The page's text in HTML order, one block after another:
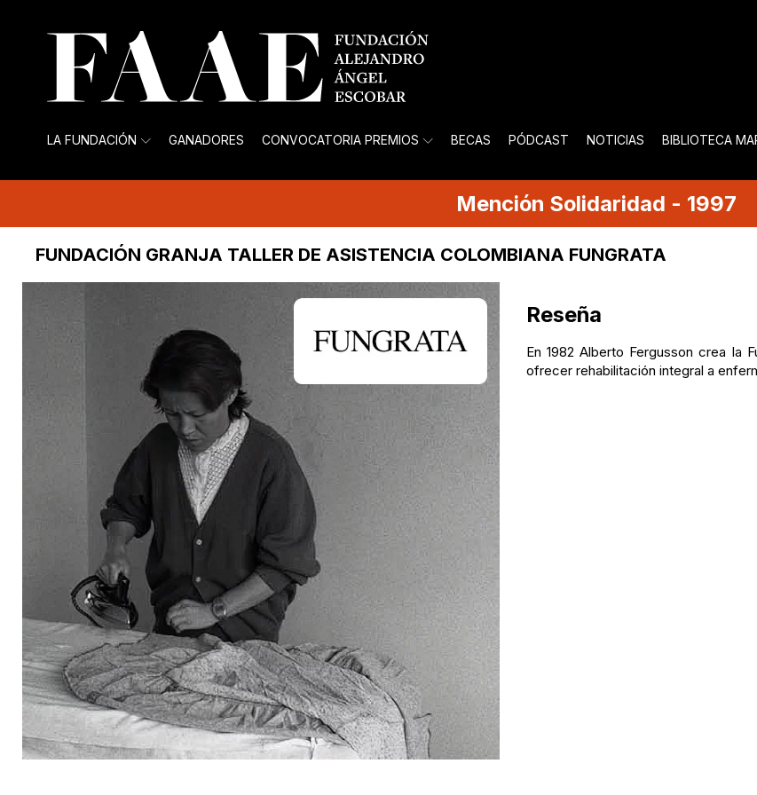
LA FUNDACIÓN GANADORES CONVOCATORIA PREMIOS BECAS PÓDCAST NOTICIAS BIBLIOTECA
Mención Solidaridad - 1997
FUNDACIÓN GRANJA TALLER DE ASISTENCIA COLOMBIANA FUNGRATA
Reseña
En 1982 Alberto Fergusson crea la
ofrecer rehabilitación integral a